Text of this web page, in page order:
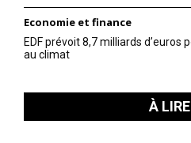
Economie et finance
EDF prévoit 8,7 milliards d’euros
au climat
À LIRE